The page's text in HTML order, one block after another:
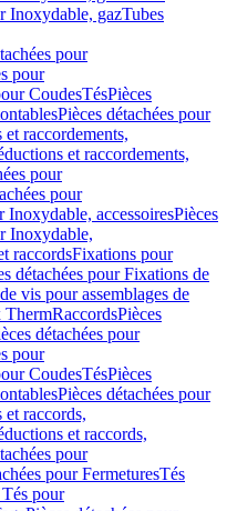
Inoxydable, gazTubes
pour
pour
CoudesTésPièces
Pièces détachées pour
raccordements,
et raccordements,
pour
pour
Inoxydable, accessoiresPièces
Inoxydable,
raccordsFixations pour
détachées pour Fixations de
vis pour assemblages de
ThermRaccordsPièces
détachées pour
pour
CoudesTésPièces
Pièces détachées pour
et raccords,
et raccords,
pour
pour FermeturesTés
pour